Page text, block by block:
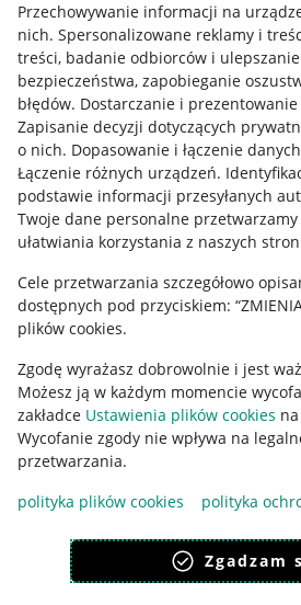
Przechowywanie informacji na
nich. Spersonalizowane reklamy i
treści, badanie odbiorców i ulepszanie
bezpieczeństwa, zapobieganie
błędów. Dostarczanie i
Zapisanie decyzji dotyczących
o nich. Dopasowanie i łączenie
Łączenie różnych urządzeń.
podstawie informacji przesyłanych
Twoje dane personalne
ułatwiania korzystania z naszych stron
Cele przetwarzania szczegółowo
dostępnych pod przyciskiem:
plików cookies.
Zgodę wyrażasz dobrowolnie i jest
Możesz ją w każdym momencie
zakładce Ustawienia plików cookies
Wycofanie zgody nie wpływa na
przetwarzania.
polityka plików cookies
polityka
Zgadzam
Pobierz aplikację
Korzystanie z serwisu oznacza